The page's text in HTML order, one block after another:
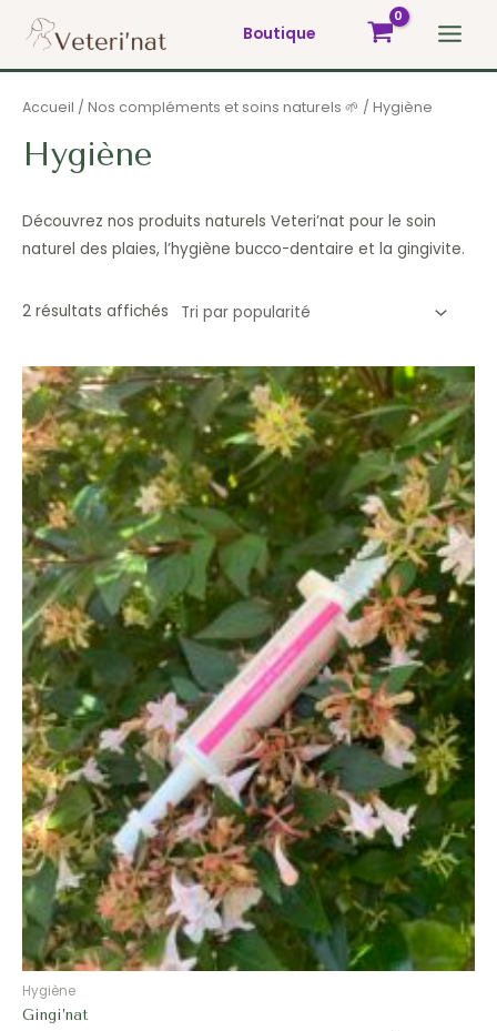
contenu
Boutique
Main
Accueil / Nos compléments et soins naturels 🌱 / Hygiène
Hygiène
Découvrez nos produits naturels Veteri’nat pour le soin
naturel des plaies, l’hygiène bucco-dentaire et la gingivite.
2 résultats affichés Trié
Hygiène
Gingi’nat